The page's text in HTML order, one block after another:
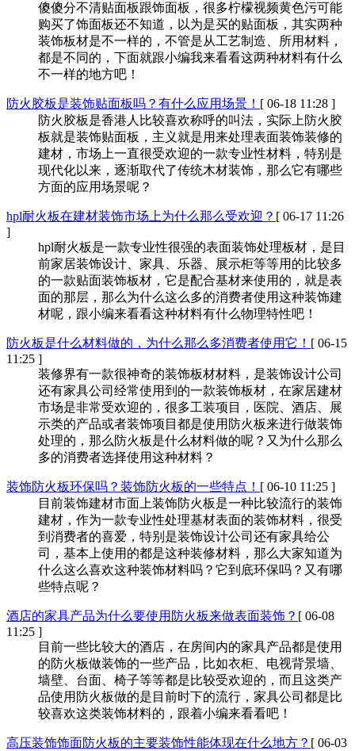
傻傻分不清贴面板跟饰面板，很多柠檬视频黄色污可能
购买了饰面板还不知道，以为是买的贴面板，其实两种
装饰板材是不一样的，不管是从工艺制造、所用材料，
都是不同的，下面就跟小编我来看看这两种材料有什么
不一样的地方吧！
防火胶板是装饰贴面板吗？有什么应用场景！ [ 06-18 11:28 ]
防火胶板是香港人比较喜欢称呼的叫法，实际上防火胶
板就是装饰贴面板，主义就是用来处理表面装饰装修的
建材，市场上一直很受欢迎的一款专业性材料，特别是
现代化以来，逐渐取代了传统木材装饰，那么它有哪些
方面的应用场景呢？
hpl耐火板在建材装饰市场上为什么那么受欢迎？ [ 06-17 11:26
]
hpl耐火板是一款专业性很强的表面装饰处理板材，是目
前家居装饰设计、家具、乐器、展示柜等等用的比较多
的一款贴面装饰板材，它是配合基材来使用的，就是表
面的那层，那么为什么这么多的消费者使用这种装饰建
材呢，跟小编来看看这种材料有什么物理特性吧！
防火板是什么材料做的，为什么那么多消费者使用它！ [ 06-15
11:25 ]
装修界有一款很神奇的装饰板材材料，是装饰设计公司
还有家具公司经常使用到的一款装饰板材，在家居建材
市场是非常受欢迎的，很多工装项目，医院、酒店、展
示类的产品或者装饰项目都是使用防火板来进行做装饰
处理的，那么防火板是什么材料做的呢？又为什么那么
多的消费者选择使用这种材料？
装饰防火板环保吗？装饰防火板的一些特点！ [ 06-10 11:25 ]
目前装饰建材市面上装饰防火板是一种比较流行的装饰
建材，作为一款专业性处理基材表面的装饰材料，很受
到消费者的喜爱，特别是装饰设计公司还有家具给公
司，基本上使用的都是这种装修材料，那么大家知道为
什么这么喜欢这种装饰材料吗？它到底环保吗？又有哪
些特点呢？
酒店的家具产品为什么要使用防火板来做表面装饰？ [ 06-08
11:25 ]
目前一些比较大的酒店，在房间内的家具产品都是使用
的防火板做装饰的一些产品，比如衣柜、电视背景墙、
墙壁、台面、椅子等等都是比较受欢迎的，而且这类产
品使用防火板做的是目前时下的流行，家具公司都是比
较喜欢这类装饰材料的，跟着小编来看看吧！
高压装饰饰面防火板的主要装饰性能体现在什么地方？ [ 06-03